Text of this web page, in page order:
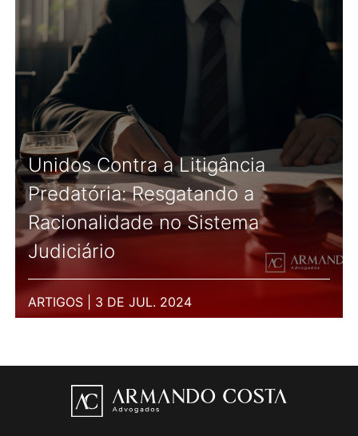
Unidos Contra a Litigância
Predatória: Resgatando a
Racionalidade no Sistema
Judiciário
ARTIGOS | 3 DE JUL. 2024